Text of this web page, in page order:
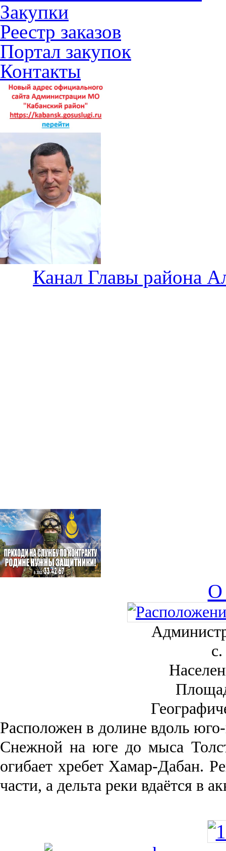
Закупки
Реестр заказов
Портал закупок
Контакты
Канал Главы района
О
Рас­положен в долине вдоль
Снежной на юге до мыса
огибает хребет Хамар-Дабан.
части, а дельта реки вда­ётся в